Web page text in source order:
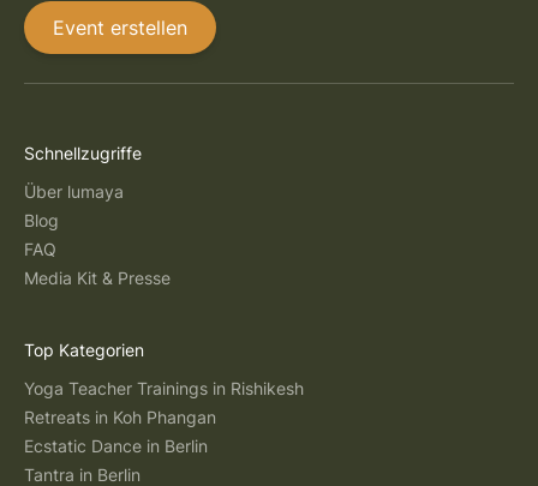
Event erstellen
Schnellzugriffe
Über lumaya
Blog
FAQ
Media Kit & Presse
Top Kategorien
Yoga Teacher Trainings in Rishikesh
Retreats in Koh Phangan
Ecstatic Dance in Berlin
Tantra in Berlin